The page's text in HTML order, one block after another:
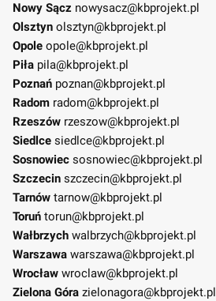
Nowy Sącz nowysacz@kbprojekt.pl
Olsztyn olsztyn@kbprojekt.pl
Opole opole@kbprojekt.pl
Piła pila@kbprojekt.pl
Poznań poznan@kbprojekt.pl
Radom radom@kbprojekt.pl
Rzeszów rzeszow@kbprojekt.pl
Siedlce siedlce@kbprojekt.pl
Sosnowiec sosnowiec@kbprojekt.pl
Szczecin szczecin@kbprojekt.pl
Tarnów tarnow@kbprojekt.pl
Toruń torun@kbprojekt.pl
Wałbrzych walbrzych@kbprojekt.pl
Warszawa warszawa@kbprojekt.pl
Wrocław wroclaw@kbprojekt.pl
Zielona Góra zielonagora@kbprojekt.pl